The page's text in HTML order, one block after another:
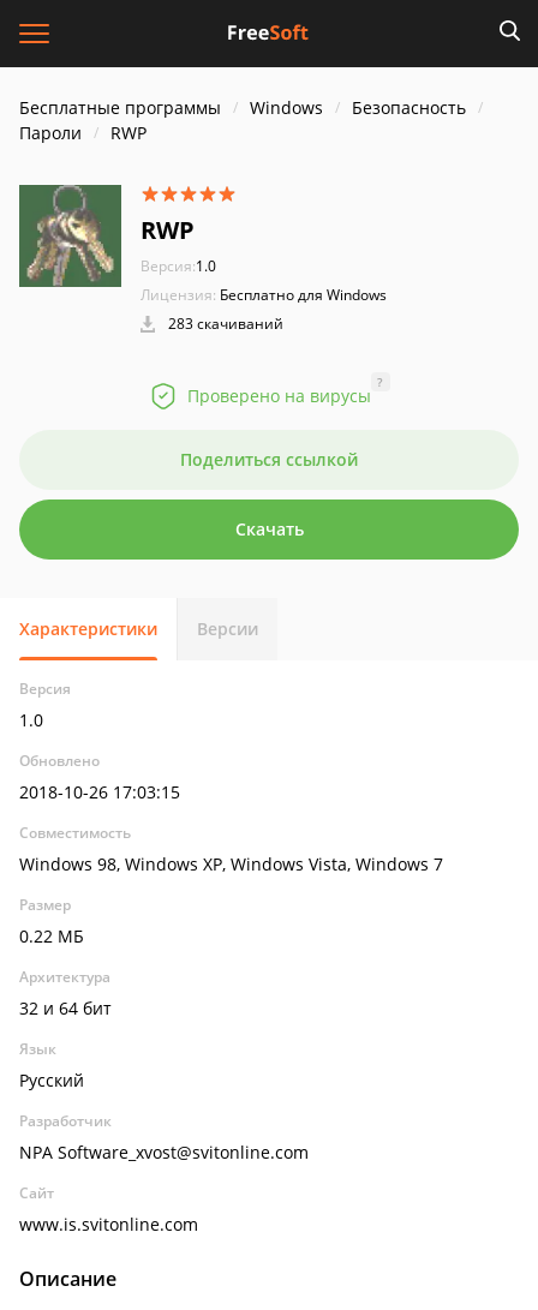
Бесплатные программы Windows
Безопасность
Пароли
RWP
RWP
Версия:1.0
Лицензия: Бесплатно для Windows
283 скачиваний
Проверено на вирусы
?
Поделиться ссылкой
Скачать
Характеристики Версии
Версия
1.0
Обновлено
2018-10-26 17:03:15
Совместимость
Windows 98, Windows XP, Windows Vista, Windows 7
Размер
0.22 МБ
Архитектура
32 и 64 бит
Язык
Русский
Разработчик
NPA Software_xvost@svitonline.com
Сайт
www.is.svitonline.com
Описание